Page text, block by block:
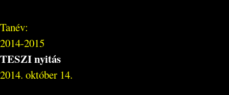
Tanév:
2014-2015
TESZI nyitás
2014. október 14.